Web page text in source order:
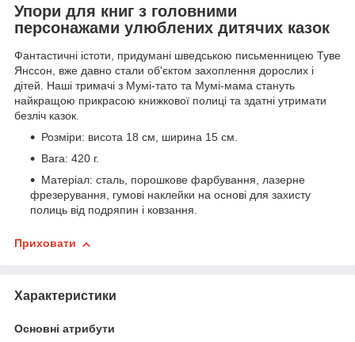
Упори для книг з головними
персонажами улюблених дитячих казок
Фантастичні істоти, придумані шведською письменницею Туве
Янссон, вже давно стали об'єктом захоплення дорослих і
дітей. Наші тримачі з Мумі-тато та Мумі-мама стануть
найкращою прикрасою книжкової полиці та здатні утримати
безліч казок.
Розміри: висота 18 см, ширина 15 см.
Вага: 420 г.
Матеріал: сталь, порошкове фарбування, лазерне
фрезерування, гумові наклейки на основі для захисту
полиць від подряпин і ковзання.
Приховати
Характеристики
Основні атрибути